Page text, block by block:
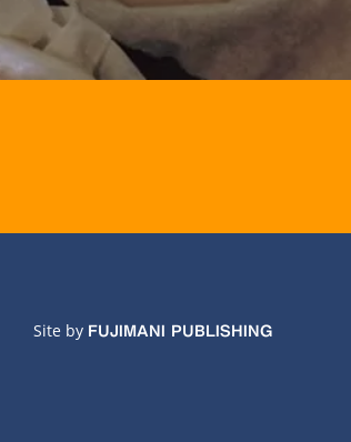
Site by FUJIMANI PUBLISHING